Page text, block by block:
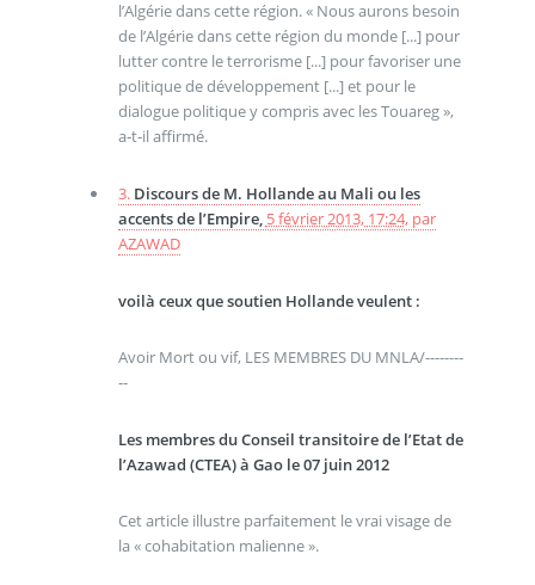
l’Algérie dans cette région. « Nous aurons besoin
de l’Algérie dans cette région du monde [...] pour
lutter contre le terrorisme [...] pour favoriser une
politique de développement [...] et pour le
dialogue politique y compris avec les Touareg »,
a‑t‑il affirmé.
3. Discours de M. Hollande au Mali ou les
accents de l’Empire, 5 février 2013, 17:24, par
AZAWAD
voilà ceux que soutien Hollande veulent :
Avoir Mort ou vif, LES MEMBRES DU MNLA/--------
--
Les membres du Conseil transitoire de l’Etat de
l’Azawad (CTEA) à Gao le 07 juin 2012
Cet article illustre parfaitement le vrai visage de
la « cohabitation malienne ».